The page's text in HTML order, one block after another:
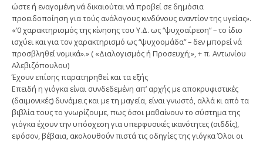
ώστε ή εναγομένη νά δικαιούται νά προβεί σε δημόσια
προειδοποίηση για τούς ανάλογους κινδύνους εναντίον της υγείας».
«’0 χαρακτηρισμός της κίνησης του Υ.Δ. ως “ψυχοαίρεση” – το ίδιο
ισχύει και για τον χαρακτηρισμό ως “ψυχοομάδα” – δεν μπορεί νά
προσβληθεί νομικά».» ( «Διαλογισμός ή Προσευχή;», + π. Αντωνίου
Αλεβιζόπουλου)
Έχουν επίσης παρατηρηθεί και τα εξής
Επειδή η γιόγκα είναι συνδεδεμένη απ’ αρχής με αποκρυφιστικές
(δαιμονικές) δυνάμεις και με τη μαγεία, είναι γνωστό, αλλά κι από τα
βιβλία τους το γνωρίζουμε, πως όσοι μαθαίνουν το σύστημα της
γιόγκα έχουν την υπόσχεση για υπερφυσικές ικανότητες (σιδδίς),
εφόσον, βέβαια, ακολουθούν πιστά τις οδηγίες της γιόγκα Όλοι οι